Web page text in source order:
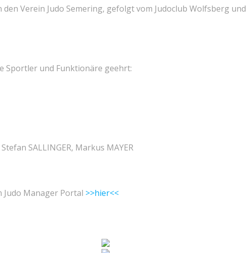
Verein Judo Semering, gefolgt vom Judoclub Wolfsberg und
Sportler und Funktionäre geehrt:
SALLINGER, Markus MAYER
Manager Portal >>hier<<